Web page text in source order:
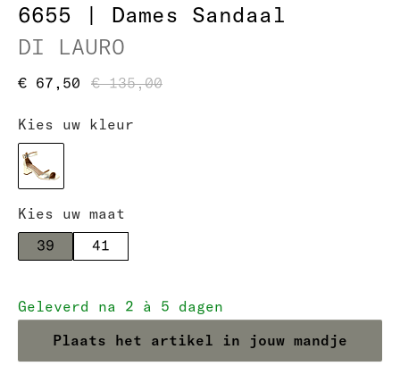
6655 | Dames Sandaal
DI LAURO
€ 135,00
€ 67,50
Kies uw kleur
Kies uw maat
39
41
Geleverd na 2 à 5 dagen
Plaats het artikel in jouw mandje